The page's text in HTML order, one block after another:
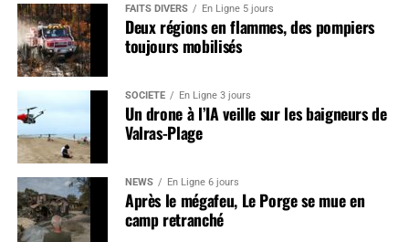
FAITS DIVERS En Ligne 5 jours
Deux régions en flammes, des pompiers
toujours mobilisés
SOCIÉTÉ En Ligne 3 jours
Un drone à l’IA veille sur les baigneurs de
Valras-Plage
NEWS En Ligne 6 jours
Après le mégafeu, Le Porge se mue en
camp retranché